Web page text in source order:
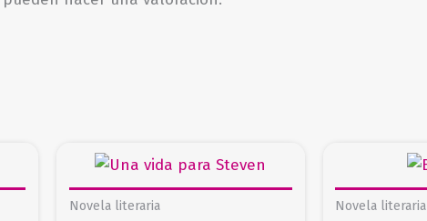
Novela literaria Novela literaria